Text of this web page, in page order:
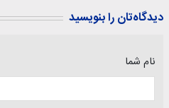
دیدگاه‌تان را بنویسید
نام شما